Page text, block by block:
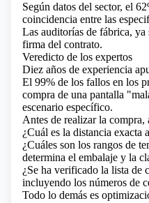
Según datos del sector, el
coincidencia entre las
Las auditorías de fábrica, ya
firma del contrato.
Veredicto de los expertos
Diez años de experiencia
El 99% de los fallos en los
compra de una pantalla
escenario específico.
Antes de realizar la compra,
¿Cuál es la distancia exacta
¿Cuáles son los rangos de
determina el embalaje y la
¿Se ha verificado la lista de
incluyendo los números de
Todo lo demás es